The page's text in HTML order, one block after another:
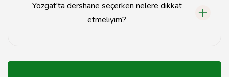
Yozgat'ta dershane seçerken nelere dikkat
etmeliyim?
öğrenci yorumları ve fiyatları dikkate alınmalıdır.